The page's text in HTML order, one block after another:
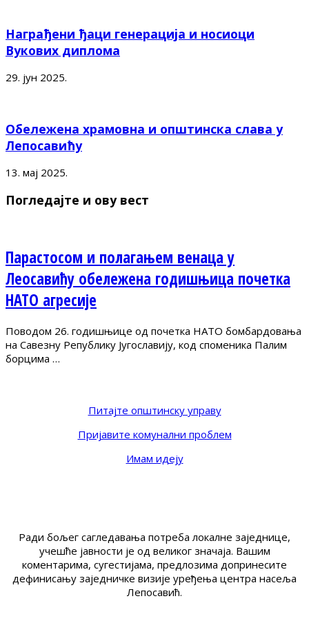
Награђени ђаци генерација и носиоци
Вукових диплома
29. јун 2025.
Обележена храмовна и општинска слава у
Лепосавићу
13. мај 2025.
Погледајте и ову вест
Парастосом и полагањем венаца у
Леосавићу обележена годишњица почетка
НАТО агресије
Поводом 26. годишњице од почетка НАТО бомбардовања
на Савезну Републику Југославију, код споменика Палим
борцима …
Питајте општинску управу
Пријавите комунални проблем
Имам идеју
Ради бољег сагледавања потреба локалне заједнице,
учешће јавности је од великог значаја. Вашим
коментарима, сугестијама, предлозима допринесите
дефинисању заједничке визије уређења центра насеља
Лепосавић.